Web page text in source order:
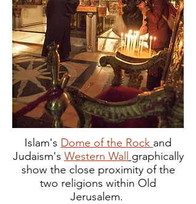
Islam's Dome of the Rock and
Judaism's Western Wall
graphically
show the close proximity of the
two religions within Old
Jerusalem.